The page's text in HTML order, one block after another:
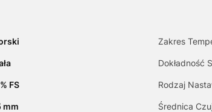
Zakres
Dokładność
FS Rodzaj
mm Średnica